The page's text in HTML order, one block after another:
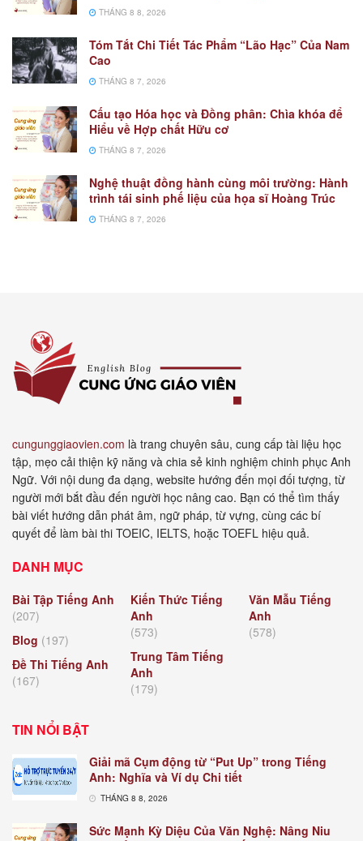
THÁNG 8 8, 2026
Tóm Tắt Chi Tiết Tác Phẩm “Lão Hạc” Của Nam
Cao
THÁNG 8 7, 2026
Cấu tạo Hóa học và Đồng phân: Chìa khóa để
Hiểu về Hợp chất Hữu cơ
THÁNG 8 7, 2026
Nghệ thuật đồng hành cùng môi trường: Hành
trình tái sinh phế liệu của họa sĩ Hoàng Trúc
THÁNG 8 7, 2026
cungunggiaovien.com là trang chuyên sâu, cung cấp tài liệu học
tập, mẹo cải thiện kỹ năng và chia sẻ kinh nghiệm chinh phục Anh
Ngữ. Với nội dung đa dạng, website hướng đến mọi đối tượng, từ
người mới bắt đầu đến người học nâng cao. Bạn có thể tìm thấy
bài viết hướng dẫn phát âm, ngữ pháp, từ vựng, cùng các bí
quyết để làm bài thi TOEIC, IELTS, hoặc TOEFL hiệu quả.
DANH MỤC
Bài Tập Tiếng Anh
(207)
Blog (197)
Đề Thi Tiếng Anh
(167)
Kiến Thức Tiếng
Anh
(573)
Trung Tâm Tiếng
Anh
(179)
Văn Mẫu Tiếng
Anh
(578)
TIN NỔI BẬT
Giải mã Cụm động từ “Put Up” trong Tiếng
Anh: Nghĩa và Ví dụ Chi tiết
THÁNG 8 8, 2026
Sức Mạnh Kỳ Diệu Của Văn Nghệ: Nâng Niu